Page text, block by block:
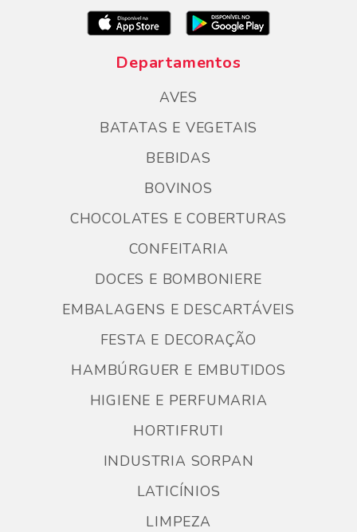
Departamentos
AVES
BATATAS E VEGETAIS
BEBIDAS
BOVINOS
CHOCOLATES E COBERTURAS
CONFEITARIA
DOCES E BOMBONIERE
EMBALAGENS E DESCARTÁVEIS
FESTA E DECORAÇÃO
HAMBÚRGUER E EMBUTIDOS
HIGIENE E PERFUMARIA
HORTIFRUTI
INDUSTRIA SORPAN
LATICÍNIOS
LIMPEZA